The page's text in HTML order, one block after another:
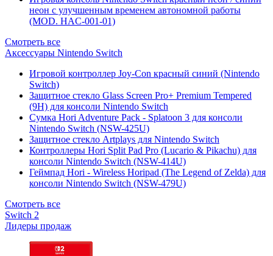
неон с улучшенным временем автономной работы
(MOD. HAC-001-01)
Смотреть все
Аксессуары Nintendo Switch
Игровой контроллер Joy-Con красный синий (Nintendo
Switch)
Защитное стекло Glass Screen Pro+ Premium Tempered
(9H) для консоли Nintendo Switch
Сумка Hori Adventure Pack - Splatoon 3 для консоли
Nintendo Switch (NSW-425U)
Защитное стекло Artplays для Nintendo Switch
Контроллеры Hori Split Pad Pro (Lucario & Pikachu) для
консоли Nintendo Switch (NSW-414U)
Геймпад Hori - Wireless Horipad (The Legend of Zelda) для
консоли Nintendo Switch (NSW-479U)
Смотреть все
Switch 2
Лидеры продаж